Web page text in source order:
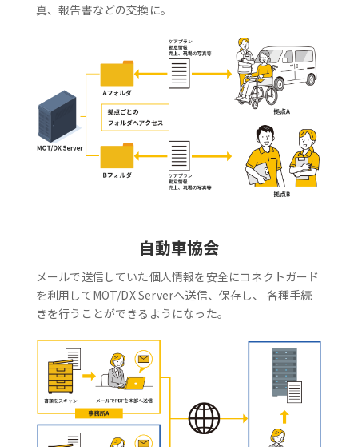
真、報告書などの交換に。
自動車協会
メールで送信していた個人情報を安全にコネクトガード
を利用してMOT/DX Serverへ送信、保存し、 各種手続
きを行うことができるようになった。